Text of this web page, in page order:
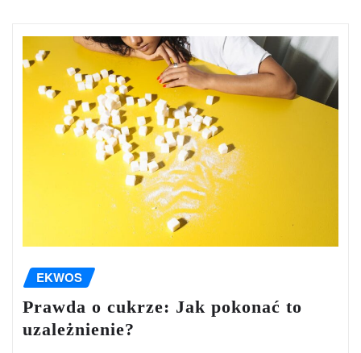
EKWOS
Prawda o cukrze: Jak pokonać to
uzależnienie?